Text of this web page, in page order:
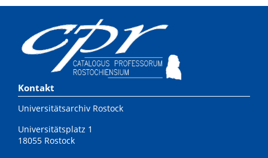
Kontakt
Universitätsarchiv Rostock
Universitätsplatz 1
18055 Rostock